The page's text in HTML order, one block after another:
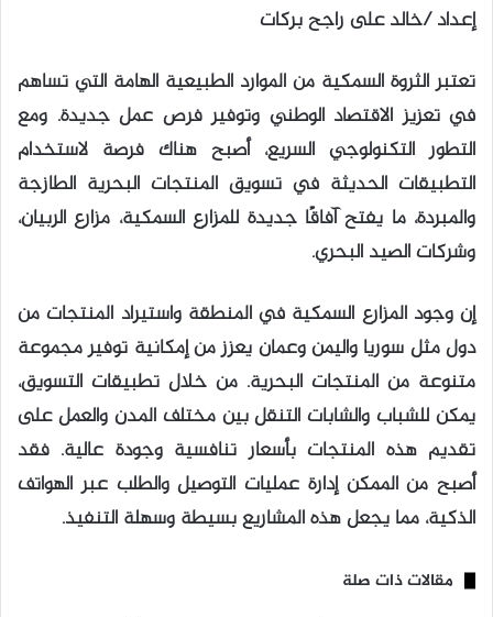
إعداد /خالد على راجح بركات
تعتبر الثروة السمكية من الموارد الطبيعية الهامة التي تساهم
في تعزيز الاقتصاد الوطني وتوفير فرص عمل جديدة. ومع
التطور التكنولوجي السريع، أصبح هناك فرصة لاستخدام
التطبيقات الحديثة في تسويق المنتجات البحرية الطازجة
والمبردة، ما يفتح آفاقًا جديدة للمزارع السمكية، مزارع الربيان،
وشركات الصيد البحري.
إن وجود المزارع السمكية في المنطقة واستيراد المنتجات من
دول مثل سوريا واليمن وعمان يعزز من إمكانية توفير مجموعة
متنوعة من المنتجات البحرية. من خلال تطبيقات التسويق،
يمكن للشباب والشابات التنقل بين مختلف المدن والعمل على
تقديم هذه المنتجات بأسعار تنافسية وجودة عالية. فقد
أصبح من الممكن إدارة عمليات التوصيل والطلب عبر الهواتف
الذكية، مما يجعل هذه المشاريع بسيطة وسهلة التنفيذ.
مقالات ذات صلة